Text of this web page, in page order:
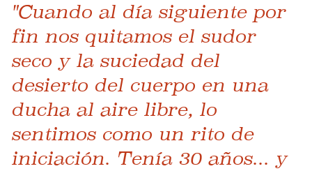
"Cuando al día siguiente por
fin nos quitamos el sudor
seco y la suciedad del
desierto del cuerpo en una
ducha al aire libre, lo
sentimos como un rito de
iniciación. Tenía 30 años... y